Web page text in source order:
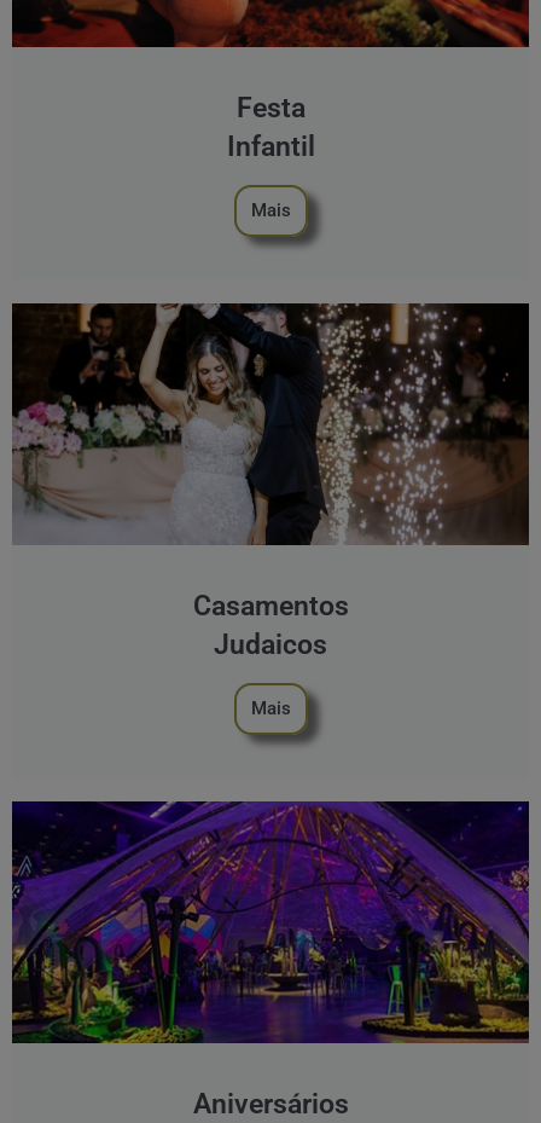
Festa
Infantil
Mais
Casamentos
Judaicos
Mais
Aniversários